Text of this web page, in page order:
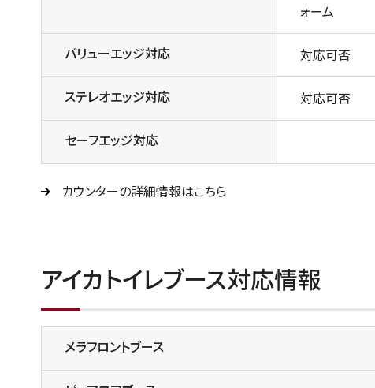
ォーム
バリューエッジ対応 対応可否
ステレオエッジ対応 対応可否
セーフエッジ対応
カウンターの詳細情報はこちら
アイカトイレブース対応情報
メラフロントブース